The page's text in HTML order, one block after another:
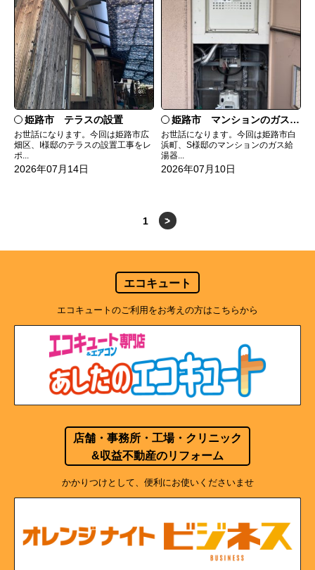
姫路市 テラスの設置
お世話になります。今回は姫路市広
畑区、I様邸のテラスの設置工事をレ
ポ...
2026年07月14日
姫路市 マンションのガス給湯器の交換
お世話になります。今回は姫路市白
浜町、S様邸のマンションのガス給
湯器...
2026年07月10日
1 >
エコキュート
エコキュートのご利用をお考えの方はこちらから
店舗・事務所・工場・クリニック
&収益不動産のリフォーム
かかりつけとして、便利にお使いくださいませ